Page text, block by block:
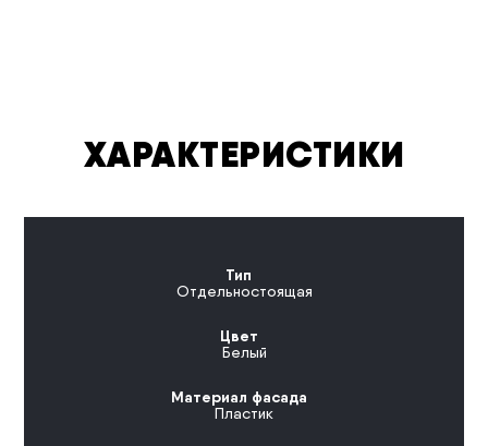
ХАРАКТЕРИСТИКИ
Тип
Отдельностоящая
Цвет
Белый
Материал фасада
Пластик